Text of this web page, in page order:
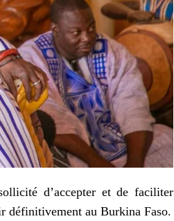
d’accepter et de faciliter
définitivement au Burkina Faso.